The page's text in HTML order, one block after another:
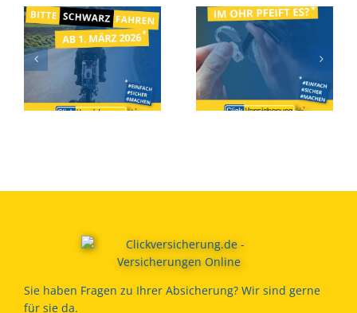
Sie haben Fragen zu Ihrer Absicherung? Wir sind gerne
für sie da.